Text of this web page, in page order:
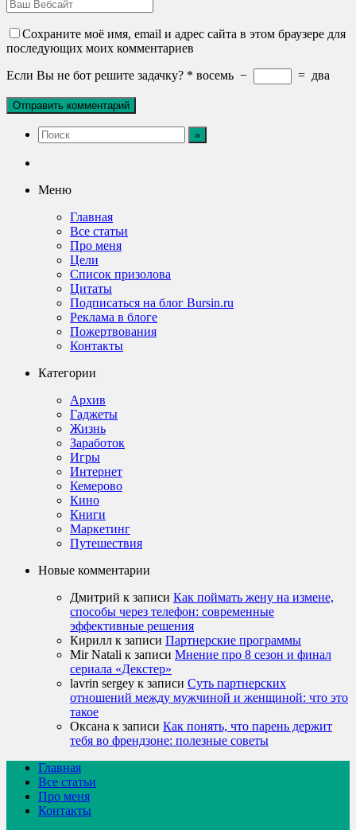
Сохраните моё имя, email и адрес сайта в этом браузере для
последующих моих комментариев
Если Вы не бот решите задачку? * восемь − = два
Меню
Главная
Все статьи
Про меня
Цели
Список призолова
Цитаты
Подписаться на блог Bursin.ru
Реклама в блоге
Пожертвования
Контакты
Категории
Архив
Гаджеты
Жизнь
Заработок
Игры
Интернет
Кемерово
Кино
Книги
Маркетинг
Путешествия
Новые комментарии
Дмитрий к записи Как поймать жену на измене,
способы через телефон: современные
эффективные решения
Кирилл к записи Партнерские программы
Mir Natali к записи Мнение про 8 сезон и финал
сериала «Декстер»
lavrin sergey к записи Суть партнерских
отношений между мужчиной и женщиной: что это
такое
Оксана к записи Как понять, что парень держит
тебя во френдзоне: полезные советы
Главная
Все статьи
Про меня
Контакты